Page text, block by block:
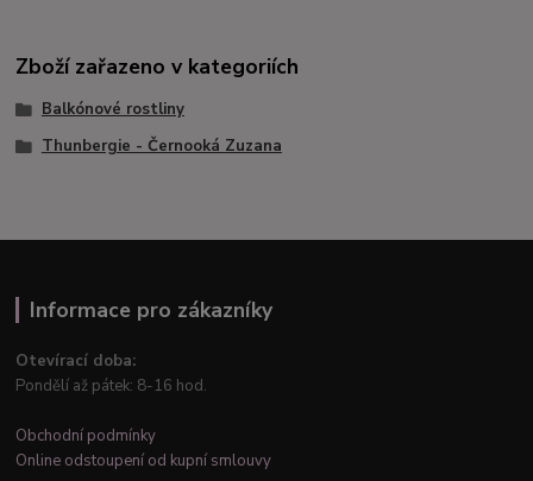
Zboží zařazeno v kategoriích
Balkónové rostliny
Thunbergie - Černooká Zuzana
Informace pro zákazníky
Otevírací doba:
Pondělí až pátek: 8-16 hod.
Obchodní podmínky
Online odstoupení od kupní smlouvy